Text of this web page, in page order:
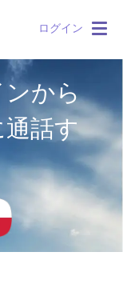
ログイン
ンから
話す